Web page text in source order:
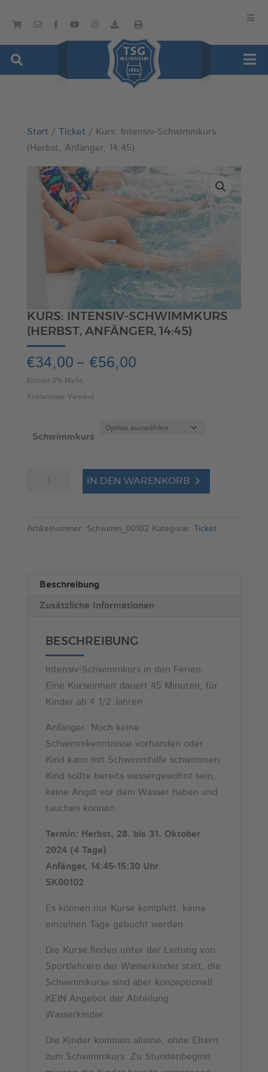
Start / Ticket / Kurs: Intensiv-Schwimmkurs
(Herbst, Anfänger, 14:45)
KURS: INTENSIV-SCHWIMMKURS
(HERBST, ANFÄNGER, 14:45)
€34,00 – €56,00Preisspanne:
Enthält 0% MwSt.
Kostenloser Versand
Schwimmkurs
(Herbst,
IN DEN WARENKORB
l
e
Artikelnummer: Schwimm_00102 Kategorie: Ticket
Beschreibung
Zusätzliche Informationen
BESCHREIBUNG
Intensiv-Schwimmkurs in den Ferien.
Eine Kurseinheit dauert 45 Minuten, für
Kinder ab 4 1/2 Jahren
Anfänger: Noch keine
Schwimmkenntnisse vorhanden oder
Kind kann mit Schwimmhilfe schwimmen.
Kind sollte bereits wassergewöhnt sein,
keine Angst vor dem Wasser haben und
tauchen können.
Termin: Herbst, 28. bis 31. Oktober
2024(4 Tage)
Anfänger, 14:45-15:30 Uhr
SK00102
Es können nur Kurse komplett, keine
einzelnen Tage gebucht werden.
Die Kurse finden unter der Leitung von
Sportlehrern der Wasserkinder statt, die
Schwimmkurse sind aber konzeptionell
KEIN Angebot der Abteilung
Wasserkinder.
Die Kinder kommen alleine, ohne Eltern
zum Schwimmkurs. Zu Stundenbeginn